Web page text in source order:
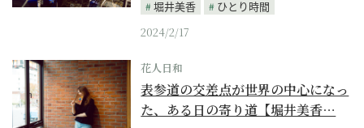
堀井美香
ひとり時間
2024/2/17
花人日和
表参道の交差点が世界の中心になっ
た、ある日の寄り道【堀井美香…